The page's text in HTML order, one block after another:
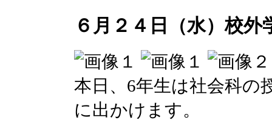
６月２４日（水）校外
本日、6年生は社会科の
に出かけます。